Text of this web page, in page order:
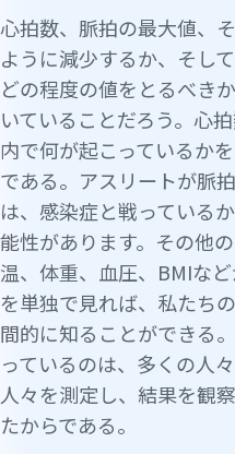
心拍数、脈拍の最大値、
ように減少するか、そし
どの程度の値をとるべき
いていることだろう。心
内で何が起こっているか
である。アスリートが脈
は、感染症と戦っている
能性があります。その他
温、体重、血圧、BMIな
を単独で見れば、私たち
間的に知ることができる
っているのは、多くの人
人々を測定し、結果を観
たからである。